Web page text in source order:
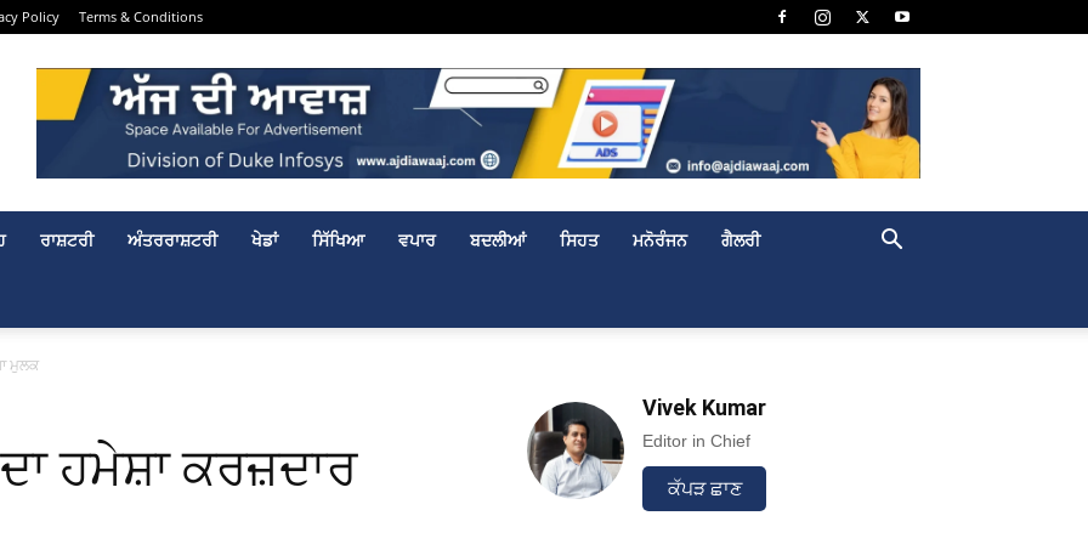
Policy Terms & Conditions
ਰਾਸ਼ਟਰੀ ਅੰਤਰਰਾਸ਼ਟਰੀ ਖੇਡਾਂ ਸਿੱਖਿਆ ਵਪਾਰ ਬਦਲੀਆਂ ਸਿਹਤ ਮਨੋਰੰਜਨ ਗੈਲਰੀ
ਮੁਲਕ
ਹਮੇਸ਼ਾ ਕਰਜ਼ਦਾਰ
Vivek Kumar
Editor in Chief
ਕੱਪੜ ਛਾਣ